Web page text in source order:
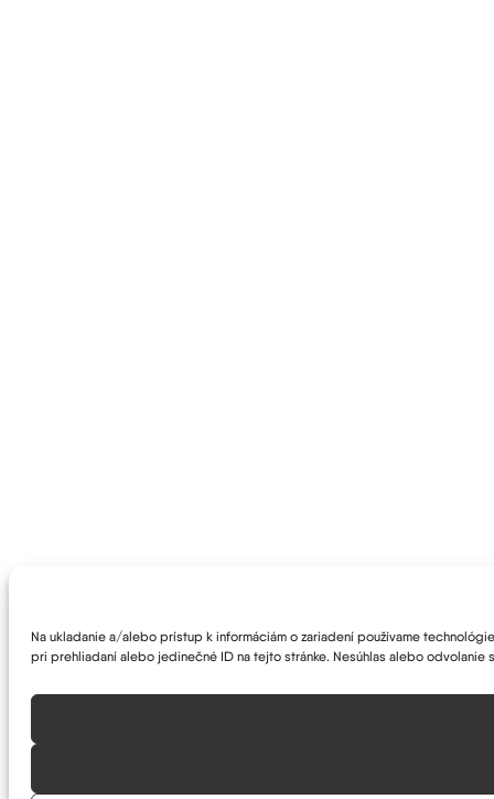
Na ukladanie a/alebo prístup k informáciám o zariadení používame
pri prehliadaní alebo jedinečné ID na tejto stránke. Nesúhlas alebo odvolanie